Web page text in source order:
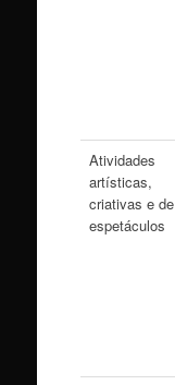
Atividades
artísticas,
criativas e de
espetáculos